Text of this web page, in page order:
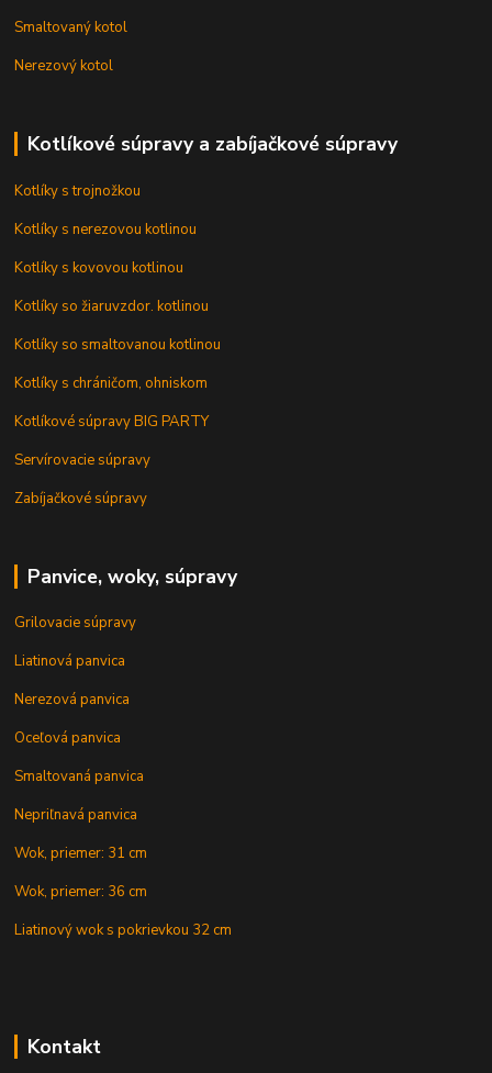
Smaltovaný kotol
Nerezový kotol
Kotlíkové súpravy a zabíjačkové súpravy
Kotlíky s trojnožkou
Kotlíky s nerezovou kotlinou
Kotlíky s kovovou kotlinou
Kotlíky so žiaruvzdor. kotlinou
Kotlíky so smaltovanou kotlinou
Kotlíky s chráničom, ohniskom
Kotlíkové súpravy BIG PARTY
Servírovacie súpravy
Zabíjačkové súpravy
Panvice, woky, súpravy
Grilovacie súpravy
Liatinová panvica
Nerezová panvica
Oceľová panvica
Smaltovaná panvica
Nepriľnavá panvica
Wok, priemer: 31 cm
Wok, priemer: 36 cm
Liatinový wok s pokrievkou 32 cm
Kontakt